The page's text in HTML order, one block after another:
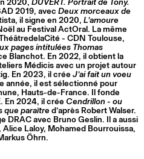
2020, DUVERT. Portrait de Tony.
2019, avec Deux morceaux de
il signe en 2020, L’amoure
au Festival ActOral. La même
- CDN Toulouse,
pages intitulées Thomas
Blanchot. En 2022, il obtient la
Médicis avec un projet autour
En 2023, il crée J’ai fait un voeu
année, il est sélectionné pour
Hauts-de-France. Il fonde
En 2024, il crée Cendrillon - ou
que paraître d’après Robert Walser.
DRAC avec Bruno Geslin. Il a aussi
Laloy, Mohamed Bourrouissa,
Öhrn.